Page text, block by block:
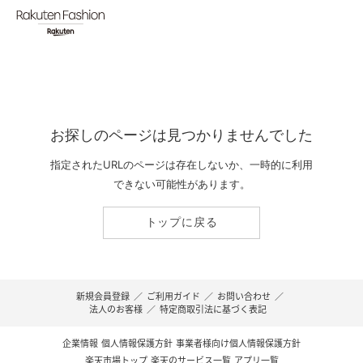
お探しのページは見つかりませんでした
指定されたURLのページは存在しないか、一時的に利用
できない可能性があります。
トップに戻る
新規会員登録 ／ ご利用ガイド ／ お問い合わせ ／
法人のお客様 ／ 特定商取引法に基づく表記
企業情報 個人情報保護方針 事業者様向け個人情報保護方針
楽天市場トップ 楽天のサービス一覧 アプリ一覧